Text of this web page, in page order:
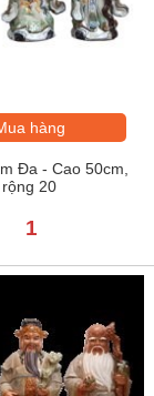
hàng
Đa - Cao 50cm,
rộng 20
1